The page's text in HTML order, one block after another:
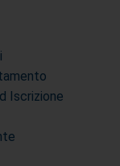
Iscrizione